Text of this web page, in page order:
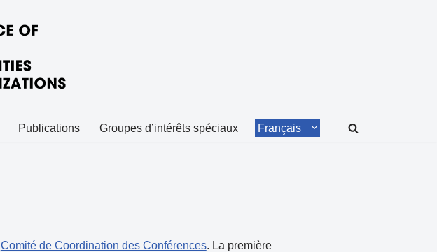
Publications Groupes d’intérêts spéciaux Français
Comité de Coordination des Conférences. La première